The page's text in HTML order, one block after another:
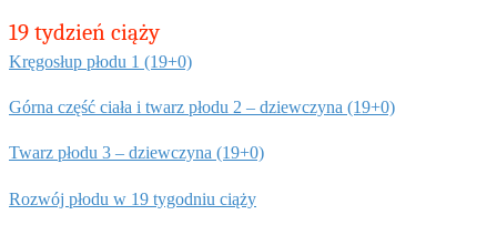
19 tydzień ciąży
Kręgosłup płodu 1 (19+0)
Górna część ciała i twarz płodu 2 – dziewczyna (19+0)
Twarz płodu 3 – dziewczyna (19+0)
Rozwój płodu w 19 tygodniu ciąży